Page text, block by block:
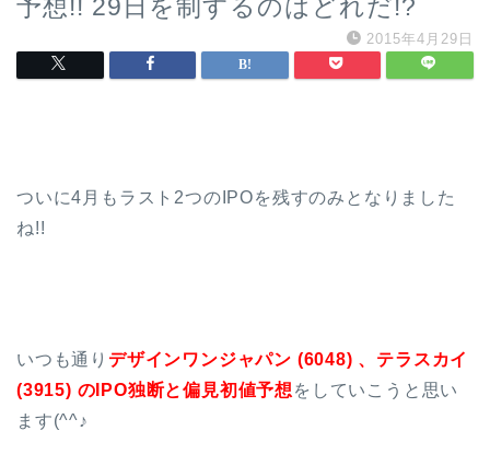
予想!! 29日を制するのはどれだ!?
2015年4月29日
ついに4月もラスト2つのIPOを残すのみとなりました
ね!!
いつも通り デザインワンジャパン (6048) 、テラスカイ
(3915) のIPO独断と偏見初値予想 をしていこうと思い
ます(^^♪